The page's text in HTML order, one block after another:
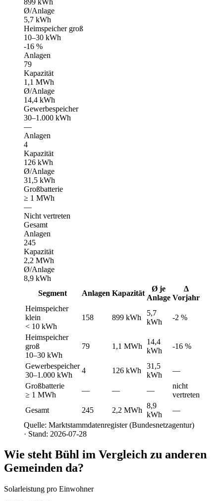
Ø/Anlage
5,7 kWh
Heimspeicher groß
10–30 kWh
-16 %
Anlagen
79
Kapazität
1,1 MWh
Ø/Anlage
14,4 kWh
Gewerbespeicher
30–1.000 kWh
—
Anlagen
4
Kapazität
126 kWh
Ø/Anlage
31,5 kWh
Großbatterie
≥ 1 MWh
—
Nicht vertreten
Gesamt
Anlagen
245
Kapazität
2,2 MWh
Ø/Anlage
8,9 kWh
Segment
Anlagen Kapazität
Ø je
Anlage
Δ
Vorjahr
Heimspeicher
klein
< 10 kWh
158 899 kWh
5,7
kWh
-2 %
Heimspeicher
groß
10–30 kWh
79 1,1 MWh
14,4
kWh
-16 %
Gewerbespeicher
30–1.000 kWh
4 126 kWh
31,5
kWh
—
Großbatterie
≥ 1 MWh
— — —
nicht
vertreten
Gesamt
245 2,2 MWh
8,9
kWh
—
Quelle: Marktstammdatenregister (Bundesnetzagentur)
· Stand: 2026-07-28
Wie steht Bühl im Vergleich zu anderen
Gemeinden da?
Solarleistung pro Einwohner